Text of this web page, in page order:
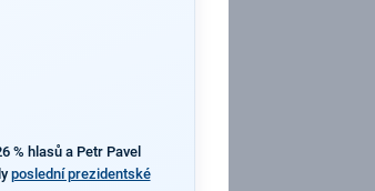
% hlasů a Petr Pavel
poslední prezidentské